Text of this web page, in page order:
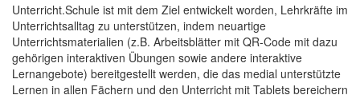
Unterricht.Schule ist mit dem Ziel entwickelt worden, Lehrkräfte im
Unterrichtsalltag zu unterstützen, indem neuartige
Unterrichtsmaterialien (z.B. Arbeitsblätter mit QR-Code mit dazu
gehörigen interaktiven Übungen sowie andere interaktive
Lernangebote) bereitgestellt werden, die das medial unterstützte
Lernen in allen Fächern und den Unterricht mit Tablets bereichern